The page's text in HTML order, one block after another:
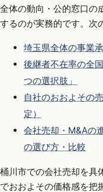
全体の動向・公的窓口の
するのが実務的です。次
埼玉県全体の事業
後継者不在率の全
つの選択肢」
自社のおおよその
定）
会社売却・M&Aの
の選び方・比較
桶川市での会社売却を具
でおおよその価格感を把